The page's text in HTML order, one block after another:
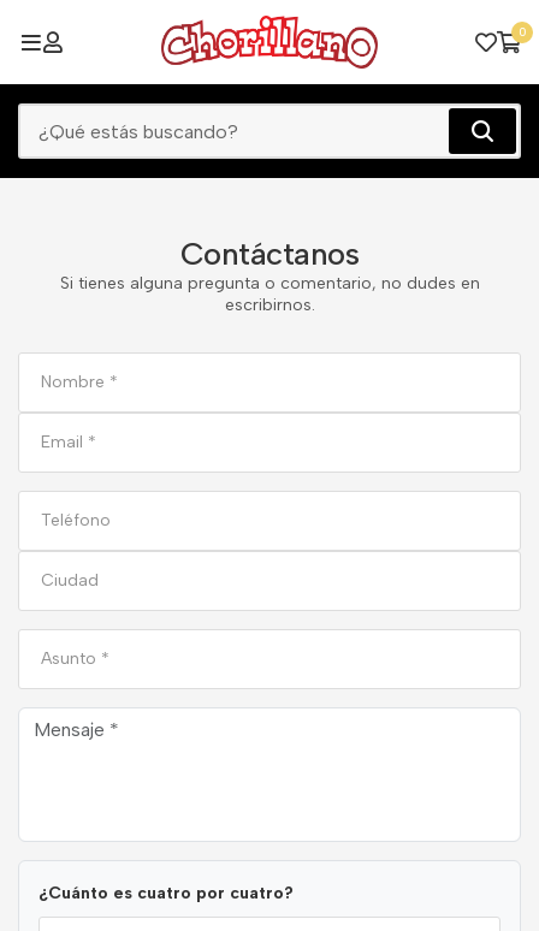
0
Contáctanos
Si tienes alguna pregunta o comentario, no dudes en
escribirnos.
¿Cuánto es cuatro por cuatro?